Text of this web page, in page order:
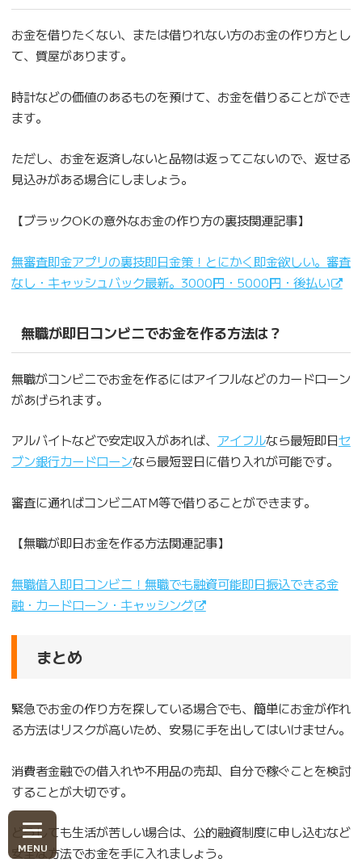
お金を借りたくない、または借りれない方のお金の作り方とし
て、質屋があります。
時計などの価値のあるものを預けて、お金を借りることができ
ます。
ただし、お金を返済しないと品物は返ってこないので、返せる
見込みがある場合にしましょう。
【ブラックOKの意外なお金の作り方の裏技関連記事】
無審査即金アプリの裏技即日金策！とにかく即金欲しい。審査
なし・キャッシュバック最新。3000円・5000円・後払い
無職が即日コンビニでお金を作る方法は？
無職がコンビニでお金を作るにはアイフルなどのカードローン
があげられます。
アルバイトなどで安定収入があれば、 アイフルなら最短即日セ
ブン銀行カードローンなら最短翌日に借り入れが可能です。
審査に通ればコンビニATM等で借りることができます。
【無職が即日お金を作る方法関連記事】
無職借入即日コンビニ！無職でも融資可能即日振込できる金
融・カードローン・キャッシング
まとめ
緊急でお金の作り方を探している場合でも、簡単にお金が作れ
る方法はリスクが高いため、安易に手を出してはいけません。
消費者金融での借入れや不用品の売却、自分で稼ぐことを検討
することが大切です。
どうしても生活が苦しい場合は、公的融資制度に申し込むなど
安全な方法でお金を手に入れましょう。